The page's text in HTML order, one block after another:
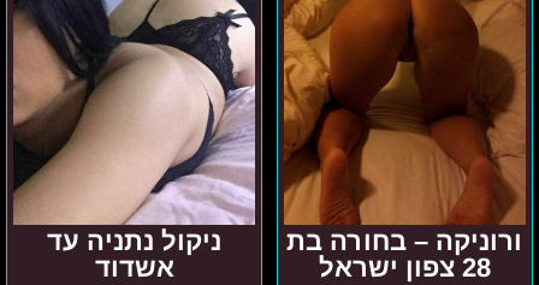
ורוניקה – בחורה בת
28 צפון ישראל
ניקול נתניה עד
אשדוד